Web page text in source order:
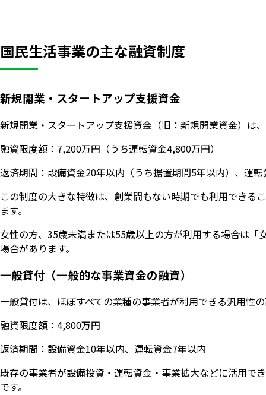
国民生活事業の主な融資制度
新規開業・スタートアップ支援資金
新規開業・スタートアップ支援資金（旧：新規開業資金）は
融資限度額：7,200万円（うち運転資金4,800万円）
返済期間：設備資金20年以内（うち据置期間5年以内）、運
この制度の大きな特徴は、創業間もない時期でも利用できる
ます。
女性の方、35歳未満または55歳以上の方が利用する場合は
場合があります。
一般貸付（一般的な事業資金の融資）
一般貸付は、ほぼすべての業種の事業者が利用できる汎用性
融資限度額：4,800万円
返済期間：設備資金10年以内、運転資金7年以内
既存の事業者が設備投資・運転資金・事業拡大などに活用で
です。